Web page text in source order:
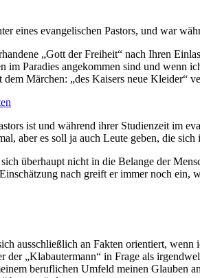
eines evangelischen Pastors, und war
„Gott der Freiheit“ nach Ihren
im Paradies angekommen sind und wenn
Märchen: „des Kaisers neue Kleider“
ist und während ihrer Studienzeit im
aber es soll ja auch Leute geben, die
überhaupt nicht in die Belange der
nach greift er immer noch
ausschließlich an Fakten orientiert,
„Klabautermann“ in Frage als
beruflichen Umfeld meinen Glauben